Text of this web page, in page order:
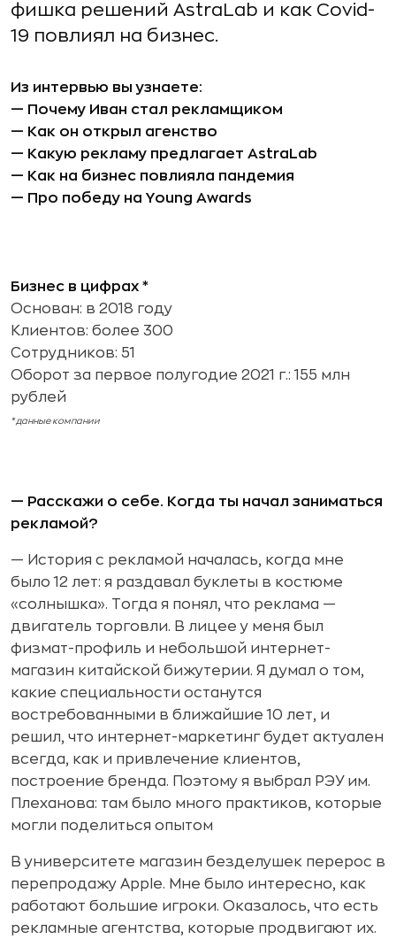
фишка решений AstraLab и как Covid-
19 повлиял на бизнес.
Из интервью вы узнаете:
— Почему Иван стал рекламщиком
— Как он открыл агенство
— Какую рекламу предлагает AstraLab
— Как на бизнес повлияла пандемия
— Про победу на Young Awards
Бизнес в цифрах *
Основан: в 2018 году
Клиентов: более 300
Сотрудников: 51
Оборот за первое полугодие 2021 г.: 155 млн
рублей
* данные компании
— Расскажи о себе. Когда ты начал заниматься
рекламой?
— История с рекламой началась, когда мне
было 12 лет: я раздавал буклеты в костюме
«солнышка». Тогда я понял, что реклама —
двигатель торговли. В лицее у меня был
физмат-профиль и небольшой интернет-
магазин китайской бижутерии. Я думал о том,
какие специальности останутся
востребованными в ближайшие 10 лет, и
решил, что интернет-маркетинг будет актуален
всегда, как и привлечение клиентов,
построение бренда. Поэтому я выбрал РЭУ им.
Плеханова: там было много практиков, которые
могли поделиться опытом
В университете магазин безделушек перерос в
перепродажу Apple. Мне было интересно, как
работают большие игроки. Оказалось, что есть
рекламные агентства, которые продвигают их.